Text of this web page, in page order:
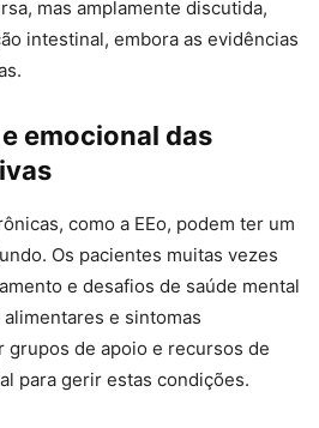
mas amplamente discutida,
intestinal, embora as evidências
emocional das
como a EEo, podem ter um
Os pacientes muitas vezes
e desafios de saúde mental
e sintomas
grupos de apoio e recursos de
para gerir estas condições.